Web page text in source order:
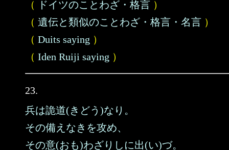
（ ドイツのことわざ・格言 ）
（ 遺伝と類似のことわざ・格言・名言 ）
（ Duits saying ）
（ Iden Ruiji saying ）
23.
兵は詭道(きどう)なり。
その備えなきを攻め、
その意(おも)わざりしに出(い)づ。